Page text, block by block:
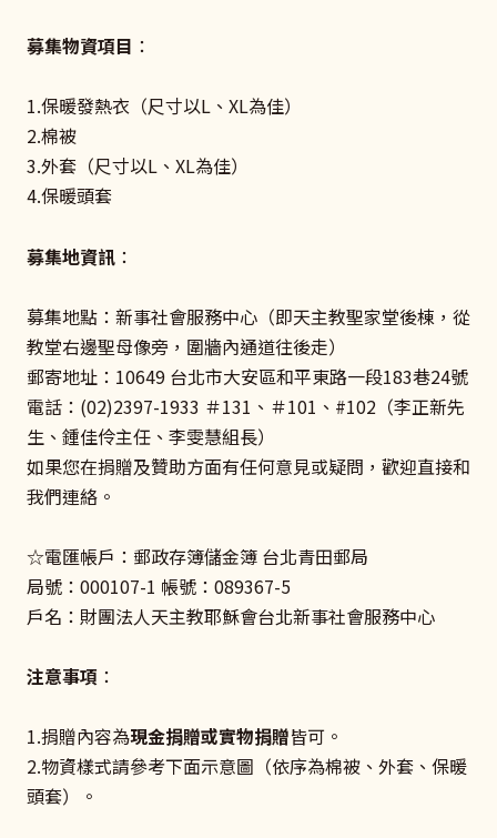
募集物資項目 ：
1.保暖發熱衣（尺寸以L、XL為佳）
2.棉被
3.外套（尺寸以L、XL為佳）
4.保暖頭套
募集地資訊 ：
募集地點：新事社會服務中心（即天主教聖家堂後棟，從
教堂右邊聖母像旁，圍牆內通道往後走）
郵寄地址：10649 台北市大安區和平東路一段183巷24號
電話：(02)2397-1933 ＃131、＃101、#102（李正新先
生、鍾佳伶主任、李雯慧組長）
如果您在捐贈及贊助方面有任何意見或疑問，歡迎直接和
我們連絡。
☆電匯帳戶：郵政存簿儲金簿 台北青田郵局
局號：000107-1 帳號：089367-5
戶名：財團法人天主教耶穌會台北新事社會服務中心
注意事項 ：
1.捐贈內容為現金捐贈或實物捐贈皆可。
2.物資樣式請參考下面示意圖（依序為棉被、外套、保暖
頭套）。